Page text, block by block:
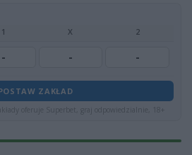
1 X 2
- - -
ZAKŁAD
oferuje Superbet, graj odpowiedzialnie, 18+